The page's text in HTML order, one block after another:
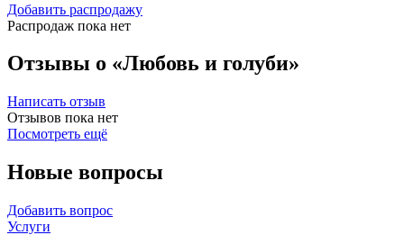
Добавить распродажу
Распродаж пока нет
Отзывы о «Любовь и голуби»
Написать отзыв
Отзывов пока нет
Посмотреть ещё
Новые вопросы
Добавить вопрос
Услуги